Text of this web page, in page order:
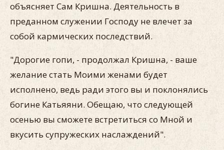
объясняет Сам Кришна. Деятельность в
преданном служении Господу не влечет за
собой кармических последствий.
"Дорогие гопи, - продолжал Кришна, - ваше
желание стать Моими женами будет
исполнено, ведь ради этого вы и поклонялись
богине Катьяяни. Обещаю, что следующей
осенью вы сможете встретиться со Мной и
вкусить супружеских наслаждений".